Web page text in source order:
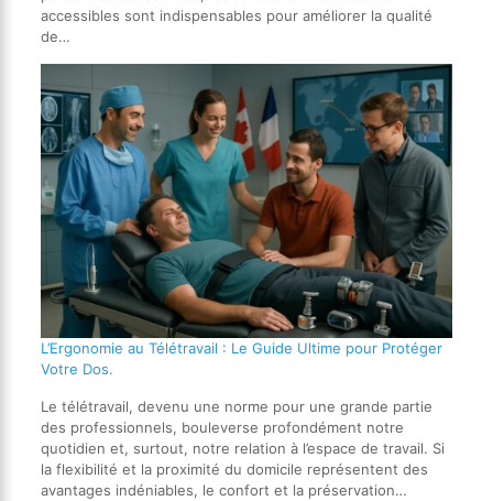
accessibles sont indispensables pour améliorer la qualité
de…
L’Ergonomie au Télétravail : Le Guide Ultime pour Protéger
Votre Dos.
Le télétravail, devenu une norme pour une grande partie
des professionnels, bouleverse profondément notre
quotidien et, surtout, notre relation à l’espace de travail. Si
la flexibilité et la proximité du domicile représentent des
avantages indéniables, le confort et la préservation…